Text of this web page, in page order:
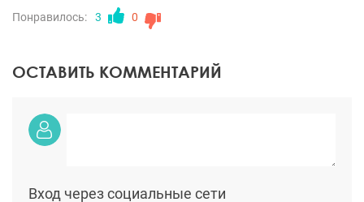
Понравилось: 3 0
ОСТАВИТЬ КОММЕНТАРИЙ
Вход через социальные сети